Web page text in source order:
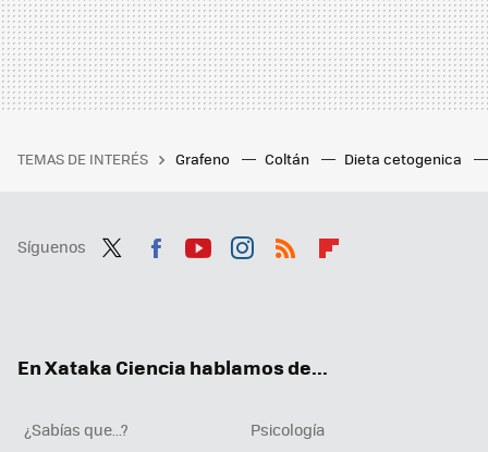
TEMAS DE INTERÉS Grafeno Coltán Dieta cetogenica
Síguenos
En Xataka Ciencia hablamos de...
¿Sabías que...?
Psicología